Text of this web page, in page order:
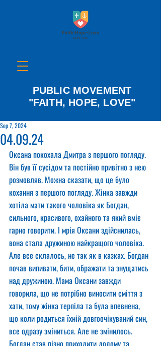
PUBLIC MOVEMENT
"FAITH, HOPE, LOVE"
04.09.24
Sep 7, 2024
Оксана покохала Дмитра з першого погляду.
Він був її сусідом та постійно привітно з нею
розмовляв. Можна сказати, що це було
кохання з першого погляду. Жінка завжди
хотіла мати такого чоловіка як Богдан,
сильного, красивого, охайного та який вміє
гарно говорити. І мрія Оксани здійснилась,
вона стала дружиною найкращого чоловіка.
Але все склалось, не так як в казках. Богдан
почав випивати, бити, ображати та знущатись
над дружиною. Мама Оксани завжди
говорила, що не потрібно виносити сміття з
хати, тому жінка терпіла та була впевнена,
що коли родиться їхній довгоочікуваний син,
все одразу зміниться. Але не змінилось.
Богдан став пізно приходити додому та